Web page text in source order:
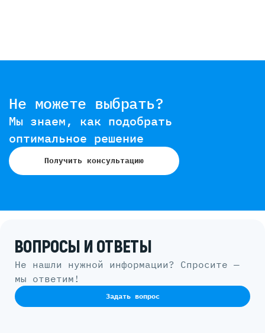
Не можете выбрать?
Мы знаем, как подобрать
оптимальное решение
Получить консультацию
ВОПРОСЫ И ОТВЕТЫ
Не нашли нужной информации? Спросите —
мы ответим!
Задать вопрос